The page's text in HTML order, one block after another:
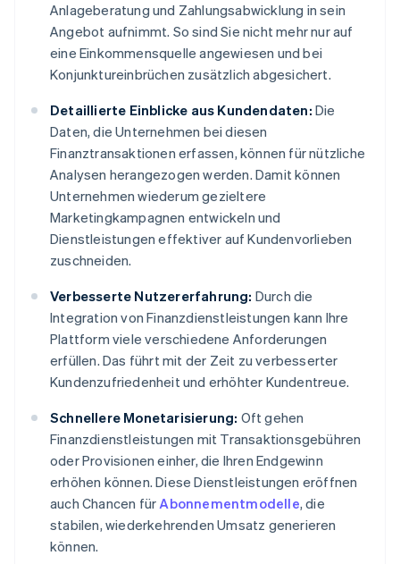
Anlageberatung und Zahlungsabwicklung in sein
Angebot aufnimmt. So sind Sie nicht mehr nur auf
eine Einkommensquelle angewiesen und bei
Konjunktureinbrüchen zusätzlich abgesichert.
Detaillierte Einblicke aus Kundendaten: Die
Daten, die Unternehmen bei diesen
Finanztransaktionen erfassen, können für nützliche
Analysen herangezogen werden. Damit können
Unternehmen wiederum gezieltere
Marketingkampagnen entwickeln und
Dienstleistungen effektiver auf Kundenvorlieben
zuschneiden.
Verbesserte Nutzererfahrung: Durch die
Integration von Finanzdienstleistungen kann Ihre
Plattform viele verschiedene Anforderungen
erfüllen. Das führt mit der Zeit zu verbesserter
Kundenzufriedenheit und erhöhter Kundentreue.
Schnellere Monetarisierung: Oft gehen
Finanzdienstleistungen mit Transaktionsgebühren
oder Provisionen einher, die Ihren Endgewinn
erhöhen können. Diese Dienstleistungen eröffnen
auch Chancen fürAbonnementmodelle, die
stabilen, wiederkehrenden Umsatz generieren
können.